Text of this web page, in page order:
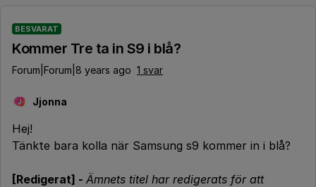
BESVARAT
Kommer Tre ta in S9 i blå?
Forum|Forum|8 years ago 1 svar
J Jjonna
Hej!
Tänkte bara kolla när Samsung s9 kommer in i blå?
[Redigerat] - Ämnets titel har redigerats för att